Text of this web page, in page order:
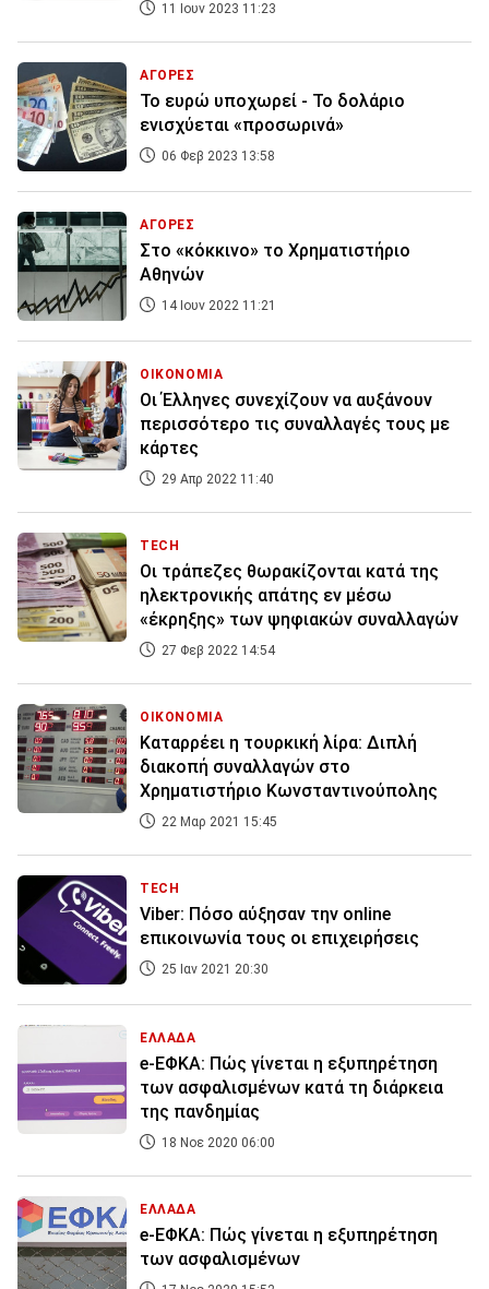
11 Ιουν 2023 11:23
ΑΓΟΡΕΣ
Το ευρώ υποχωρεί - Το δολάριο
ενισχύεται «προσωρινά»
06 Φεβ 2023 13:58
ΑΓΟΡΕΣ
Στο «κόκκινο» το Χρηματιστήριο
Αθηνών
14 Ιουν 2022 11:21
ΟΙΚΟΝΟΜΙΑ
Οι Έλληνες συνεχίζουν να αυξάνουν
περισσότερο τις συναλλαγές τους με
κάρτες
29 Απρ 2022 11:40
TECH
Οι τράπεζες θωρακίζονται κατά της
ηλεκτρονικής απάτης εν μέσω
«έκρηξης» των ψηφιακών συναλλαγών
27 Φεβ 2022 14:54
ΟΙΚΟΝΟΜΙΑ
Καταρρέει η τουρκική λίρα: Διπλή
διακοπή συναλλαγών στο
Χρηματιστήριο Κωνσταντινούπολης
22 Μαρ 2021 15:45
TECH
Viber: Πόσο αύξησαν την online
επικοινωνία τους οι επιχειρήσεις
25 Ιαν 2021 20:30
ΕΛΛΑΔΑ
e-ΕΦΚΑ: Πώς γίνεται η εξυπηρέτηση
των ασφαλισμένων κατά τη διάρκεια
της πανδημίας
18 Νοε 2020 06:00
ΕΛΛΑΔΑ
e-ΕΦΚΑ: Πώς γίνεται η εξυπηρέτηση
των ασφαλισμένων